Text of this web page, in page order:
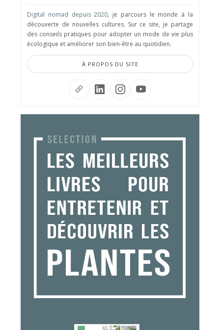
Digital nomad depuis 2020, je parcours le monde à la
découverte de nouvelles cultures. Sur ce site, je partage
des conseils pratiques pour adopter un mode de vie plus
écologique et améliorer son bien-être au quotidien.
À PROPOS DU SITE